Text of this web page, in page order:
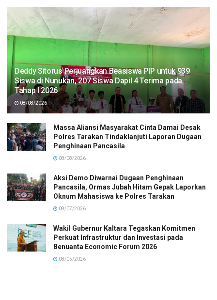
Deddy Sitorus Perjuangkan Beasiswa PIP untuk 939
Siswa di Nunukan, 207 Siswa Dapil 4 Terima pada
Tahap I 2026
08/08/2026
Massa Aliansi Masyarakat Cinta Damai Desak
Polres Tarakan Tindaklanjuti Laporan Dugaan
Penghinaan Pancasila
08/08/2026
Aksi Demo Diwarnai Dugaan Penghinaan
Pancasila, Ormas Jubah Hitam Gepak Laporkan
Oknum Mahasiswa ke Polres Tarakan
08/07/2026
Wakil Gubernur Kaltara Tegaskan Komitmen
Perkuat Infrastruktur dan Investasi pada
Benuanta Economic Forum 2026
08/05/2026